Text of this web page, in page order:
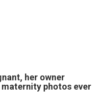
her owner
photos ever